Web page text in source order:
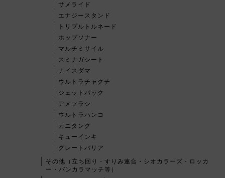
サメライド
エナジースタンド
トリプルトルネード
ホップソナー
マルチミサイル
スミナガシート
ナイスダマ
ウルトラチャクチ
ジェットパック
アメフラシ
ウルトラハンコ
カニタンク
キューインキ
グレートバリア
その他（立ち回り・すりみ連合・シオカラーズ・ロッカ
ー・バンカラマッチ等）